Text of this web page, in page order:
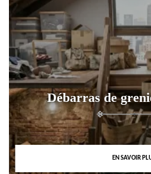
Débarras de
EN SAVOIR